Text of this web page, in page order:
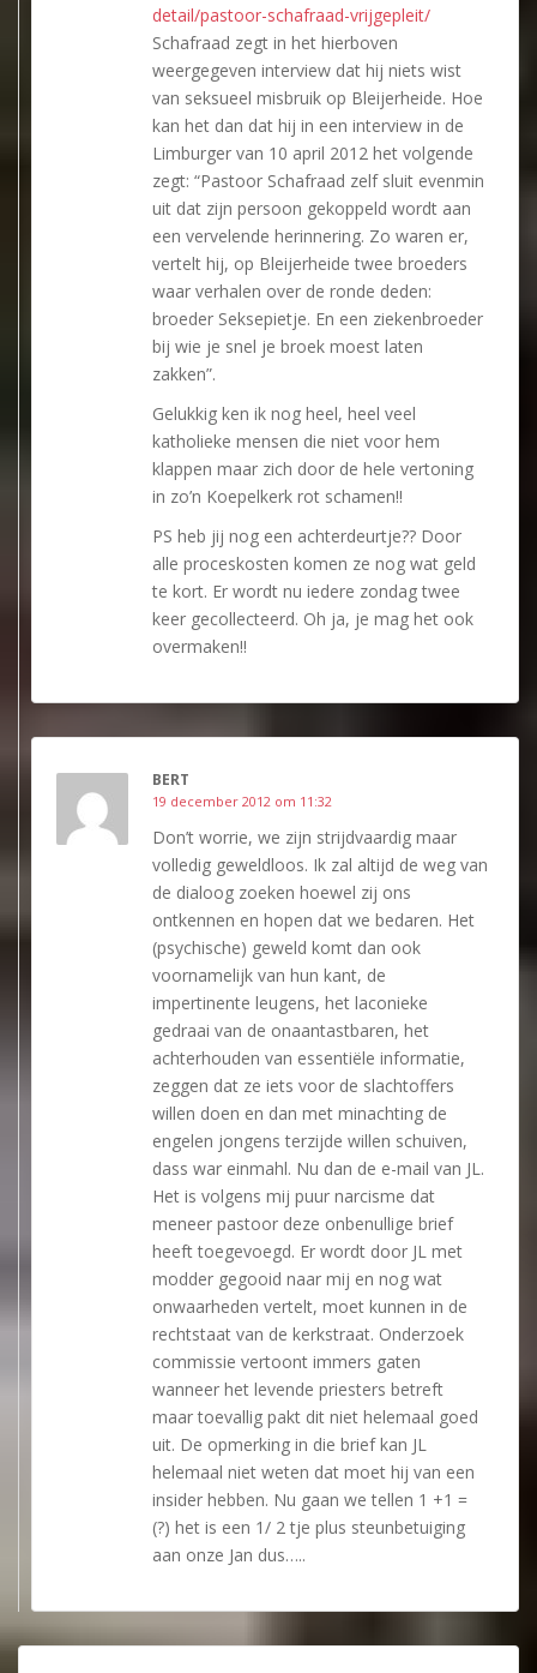
detail/pastoor-schafraad-vrijgepleit/
Schafraad zegt in het hierboven
weergegeven interview dat hij niets wist
van seksueel misbruik op Bleijerheide. Hoe
kan het dan dat hij in een interview in de
Limburger van 10 april 2012 het volgende
zegt: “Pastoor Schafraad zelf sluit evenmin
uit dat zijn persoon gekoppeld wordt aan
een vervelende herinnering. Zo waren er,
vertelt hij, op Bleijerheide twee broeders
waar verhalen over de ronde deden:
broeder Seksepietje. En een ziekenbroeder
bij wie je snel je broek moest laten
zakken”.
Gelukkig ken ik nog heel, heel veel
katholieke mensen die niet voor hem
klappen maar zich door de hele vertoning
in zo’n Koepelkerk rot schamen!!
PS heb jij nog een achterdeurtje?? Door
alle proceskosten komen ze nog wat geld
te kort. Er wordt nu iedere zondag twee
keer gecollecteerd. Oh ja, je mag het ook
overmaken!!
BERT
19 december 2012 om 11:32
Don’t worrie, we zijn strijdvaardig maar
volledig geweldloos. Ik zal altijd de weg van
de dialoog zoeken hoewel zij ons
ontkennen en hopen dat we bedaren. Het
(psychische) geweld komt dan ook
voornamelijk van hun kant, de
impertinente leugens, het laconieke
gedraai van de onaantastbaren, het
achterhouden van essentiële informatie,
zeggen dat ze iets voor de slachtoffers
willen doen en dan met minachting de
engelen jongens terzijde willen schuiven,
dass war einmahl. Nu dan de e-mail van JL.
Het is volgens mij puur narcisme dat
meneer pastoor deze onbenullige brief
heeft toegevoegd. Er wordt door JL met
modder gegooid naar mij en nog wat
onwaarheden vertelt, moet kunnen in de
rechtstaat van de kerkstraat. Onderzoek
commissie vertoont immers gaten
wanneer het levende priesters betreft
maar toevallig pakt dit niet helemaal goed
uit. De opmerking in die brief kan JL
helemaal niet weten dat moet hij van een
insider hebben. Nu gaan we tellen 1 +1 =
(?) het is een 1/ 2 tje plus steunbetuiging
aan onze Jan dus…..